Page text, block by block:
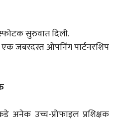
सुरुवात दिली.
एक जबरदस्त ओपनिंग पार्टनरशिप
अनेक उच्च-प्रोफाइल प्रशिक्षक